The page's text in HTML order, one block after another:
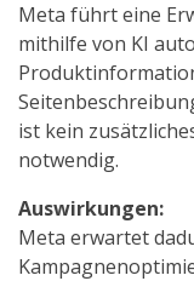
Meta führt eine
mithilfe von KI
ist kein
notwendig.
Auswirkungen:
Meta erwartet